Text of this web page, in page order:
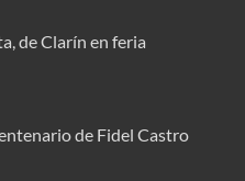
de Clarín en feria
de Fidel Castro